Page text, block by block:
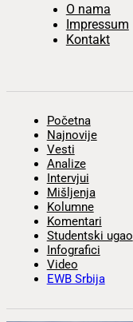
O nama
Impressum
Kontakt
Početna
Najnovije
Vesti
Analize
Intervjui
Mišljenja
Kolumne
Komentari
Studentski ugao
Infografici
Video
EWB Srbija